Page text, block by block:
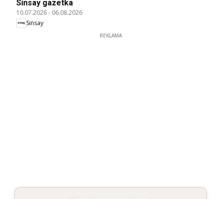
Sinsay gazetka
10.07.2026- 06.08.2026
Sinsay
REKLAMA